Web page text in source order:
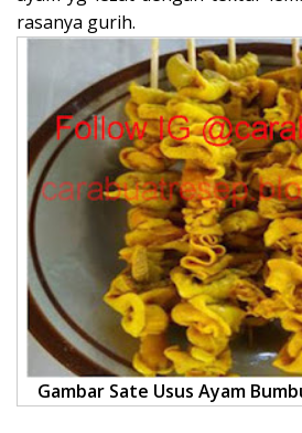
rasanya gurih.
Gambar Sate Usus Ayam